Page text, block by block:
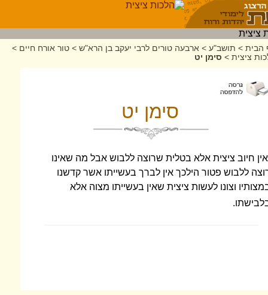
הבית > תושב"ע > ארבעה טורים לרבי יעקב בן הרא"ש > טור אורח חיים >
ציצית > סימן יט
סימן יט
אין חיוב ציצית אלא בטלית שרוצה ללבוש אבל מה שאינו
ללבוש פטור הילכך אין לברך בעשייתו אשר קדשנו
וצונו לעשות ציצית שאין בעשייתו מצוה אלא